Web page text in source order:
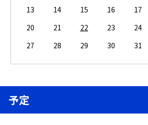
13
14 15 16 17
20
21 22 23 24
27
28 29 30 31
予定